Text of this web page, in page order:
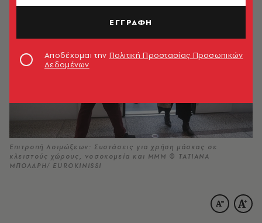
Επιτροπή Λοιμώξεων: Συστάσεις για χρήση μάσκας σε
κλειστούς χώρους, νοσοκομεία και ΜΜΜ © ΤΑΤΙΑΝΑ
ΜΠΟΛΑΡΗ/ EUROKINISSI
ΕΓΓΡΑΦΗ
Αποδέχομαι την Πολιτική Προστασίας Προσωπικών
Δεδομένων